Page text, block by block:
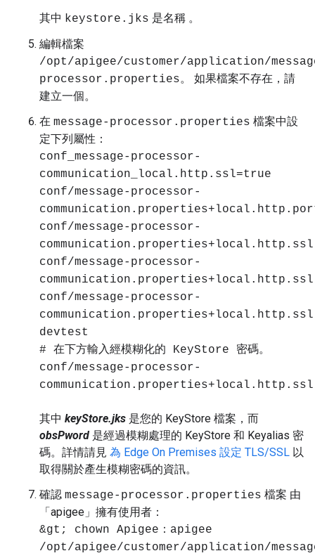
其中 keystore.jks 是名稱 。
編輯檔案
/opt/apigee/customer/application/
processor.properties。 如果檔案不存在，請
建立一個。
在 message-processor.properties 檔案中設
定下列屬性：
conf_message-processor-
communication_local.http.ssl=true
conf/message-processor-
conf/message-processor-
conf/message-processor-
conf/message-processor-
devtest
# 在下方輸入經模糊化的 KeyStore 密碼。
conf/message-processor-
其中 keyStore.jks 是您的 KeyStore 檔案，而
obsPword 是經過模糊處理的 KeyStore 和 Keyalias 密
碼。詳情請見 為 Edge On Premises 設定 TLS/SSL 以
取得關於產生模糊密碼的資訊。
確認 message-processor.properties 檔案 由
「apigee」擁有使用者：
&gt; chown Apigee：apigee
/opt/apigee/customer/application/